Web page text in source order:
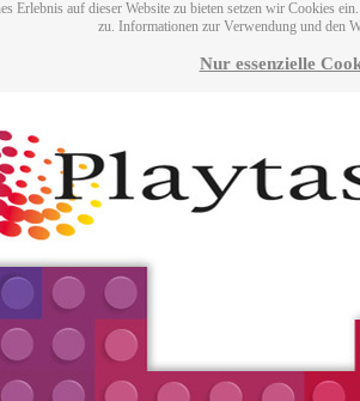
Erlebnis auf dieser Website zu bieten setzen wir Cookies
zu. Informationen zur Verwendung und den
Nur essenzielle